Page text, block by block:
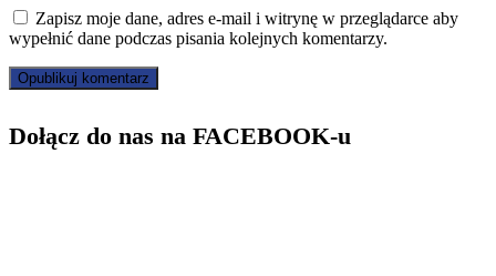
Zapisz moje dane, adres e-mail i witrynę w przeglądarce aby
wypełnić dane podczas pisania kolejnych komentarzy.
Dołącz do nas na FACEBOOK-u